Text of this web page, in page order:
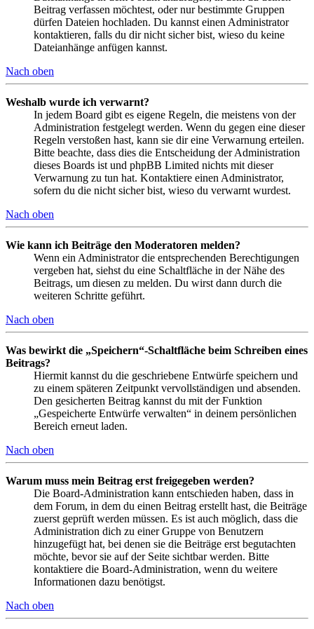
Beitrag verfassen möchtest, oder nur bestimmte Gruppen
dürfen Dateien hochladen. Du kannst einen Administrator
kontaktieren, falls du dir nicht sicher bist, wieso du keine
Dateianhänge anfügen kannst.
Nach oben
Weshalb wurde ich verwarnt?
In jedem Board gibt es eigene Regeln, die meistens von der
Administration festgelegt werden. Wenn du gegen eine dieser
Regeln verstoßen hast, kann sie dir eine Verwarnung erteilen.
Bitte beachte, dass dies die Entscheidung der Administration
dieses Boards ist und phpBB Limited nichts mit dieser
Verwarnung zu tun hat. Kontaktiere einen Administrator,
sofern du die nicht sicher bist, wieso du verwarnt wurdest.
Nach oben
Wie kann ich Beiträge den Moderatoren melden?
Wenn ein Administrator die entsprechenden Berechtigungen
vergeben hat, siehst du eine Schaltfläche in der Nähe des
Beitrags, um diesen zu melden. Du wirst dann durch die
weiteren Schritte geführt.
Nach oben
Was bewirkt die „Speichern“-Schaltfläche beim Schreiben eines
Beitrags?
Hiermit kannst du die geschriebene Entwürfe speichern und
zu einem späteren Zeitpunkt vervollständigen und absenden.
Den gesicherten Beitrag kannst du mit der Funktion
„Gespeicherte Entwürfe verwalten“ in deinem persönlichen
Bereich erneut laden.
Nach oben
Warum muss mein Beitrag erst freigegeben werden?
Die Board-Administration kann entschieden haben, dass in
dem Forum, in dem du einen Beitrag erstellt hast, die Beiträge
zuerst geprüft werden müssen. Es ist auch möglich, dass die
Administration dich zu einer Gruppe von Benutzern
hinzugefügt hat, bei denen sie die Beiträge erst begutachten
möchte, bevor sie auf der Seite sichtbar werden. Bitte
kontaktiere die Board-Administration, wenn du weitere
Informationen dazu benötigst.
Nach oben